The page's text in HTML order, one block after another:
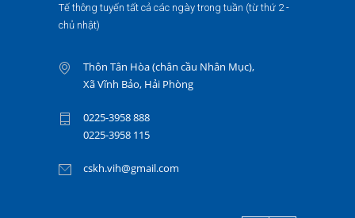
Tế thông tuyến tất cả các ngày trong tuần (từ thứ 2 -
chủ nhật)
Thôn Tân Hòa (chân cầu Nhân Mục),
Xã Vĩnh Bảo, Hải Phòng
0225-3958 888
0225-3958 115
cskh.vih@gmail.com